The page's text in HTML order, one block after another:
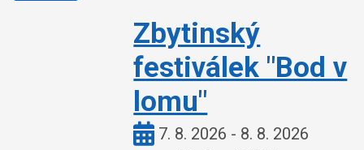
Zbytinský
festiválek "Bod v
lomu"
Kdy:7. 8. 2026 - 8. 8. 2026